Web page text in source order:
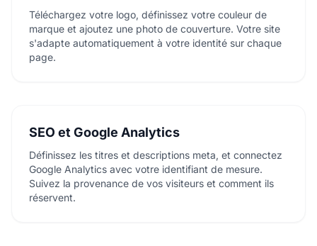
Téléchargez votre logo, définissez votre couleur de
marque et ajoutez une photo de couverture. Votre site
s'adapte automatiquement à votre identité sur chaque
page.
SEO et Google Analytics
Définissez les titres et descriptions meta, et connectez
Google Analytics avec votre identifiant de mesure.
Suivez la provenance de vos visiteurs et comment ils
réservent.